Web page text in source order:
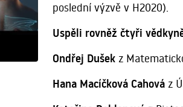
poslední výzvě v H2020).
Uspěli rovněž čtyři
Ondřej Dušekz
Hana Macíčková Cahováz